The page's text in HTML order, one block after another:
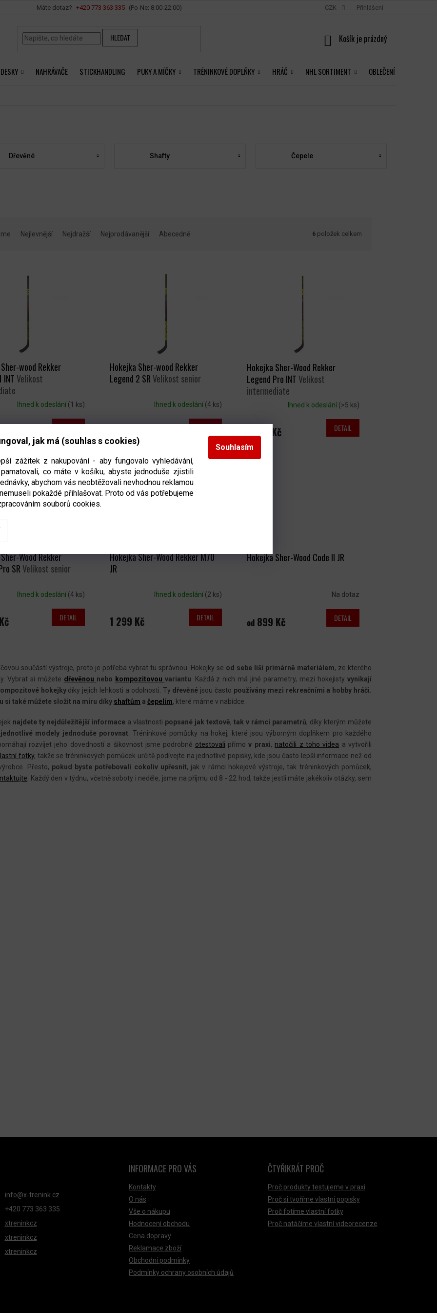
jak má (souhlas s cookies)
zážitek z nakupování - aby fungovalo vyhledávání,
co máte v košíku, abyste jednoduše zjistili
abychom vás neobtěžovali nevhodnou reklamou
pokaždé přihlašovat. Proto od vás potřebujeme
souborů cookies.
Souhlasím
+420 ‭773 363 335
Vše o nákupu CZK Přihlášení
HLEDAT
NÁKUPNÍ
NAHRÁVAČE STICKHANDLING PUKY A MÍČKY TRÉNINKOVÉ DOPLŇKY HRÁČ NHL SORTIMENT OBLEČENÍ
Dřevěné Shafty Čepele
Nejlevnější Nejdražší Nejprodávanější Abecedně 6 položek celkem
wood Rekker
INT Velikost
Ihned k odeslání (1 ks)
DETAIL
Hokejka Sher-wood Rekker
Legend 2 SR Velikost senior
Ihned k odeslání (4 ks)
DETAIL
Hokejka Sher-Wood Rekker
Legend Pro INT Velikost
intermediate
Ihned k odeslání (>5 ks)
5 189 Kč DETAIL
Wood Rekker
SRVelikost senior
Ihned k odeslání (4 ks)
DETAIL
Hokejka Sher-Wood Rekker M70
JR
Ihned k odeslání (2 ks)
1 299 Kč DETAIL
Hokejka Sher-Wood Code II JR
Na dotaz
od899 Kč DETAIL
V
L
Á
D
A
C
Í
P
R
V
součástí výstroje, proto je potřeba vybrat tu správnou. Hokejky se od sebe liší primárně materiálem, ze kterého
Vybrat si můžete dřevěnou nebo kompozitovou variantu . Každá z nich má jiné parametry, mezi hokejistyvynikají
hokejkydíky jejich lehkosti a odolnosti. Ty dřevěné jsou často používány mezi rekreačními a hobby hráči.
si také můžete složit na míru díky shaftům a čepelím, které máme v nabídce.
najdete ty nejdůležitější informace a vlastnosti popsané jak textově, tak v rámci parametrů, díky kterým můžete
jednotlivé modely jednoduše porovnat . Tréninkové pomůcky na hokej, které jsou výborným doplňkem pro každého
rozvíjet jeho dovedností a šikovnost jsme podrobně otestovali přímov praxi, natočili z toho videa a vytvořili
fotky, takže se tréninkových pomůcek určitě podívejte na jednotlivé popisky, kde jsou často lepší informace než od
Přesto, pokud byste potřebovali cokoliv upřesnit, jak v rámci hokejové výstroje, tak tréninkových pomůcek,
Každý den v týdnu, včetně soboty i neděle, jsme na příjmu od 8 - 22 hod, takže jestli máte jakékoliv otázky, sem
info@x-trenink.cz
+420 ‭773 363 335
xtreninkcz
xtreninkcz
xtreninkcz
INFORMACE PRO VÁS
Kontakty
O nás
Vše o nákupu
Hodnocení obchodu
Cena dopravy
Reklamace zboží
Obchodní podmínky
Podmínky ochrany osobních údajů
ČTYŘIKRÁT PROČ
Proč produkty testujeme v praxi
Proč si tvoříme vlastní popisky
Proč fotíme vlastní fotky
Proč natáčíme vlastní videorecenze